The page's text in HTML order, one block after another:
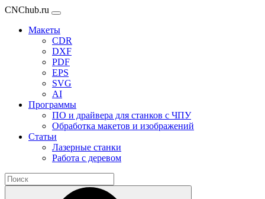
CNChub.ru
Макеты
CDR
DXF
PDF
EPS
SVG
AI
Программы
ПО и драйвера для станков с ЧПУ
Обработка макетов и изображений
Статьи
Лазерные станки
Работа с деревом